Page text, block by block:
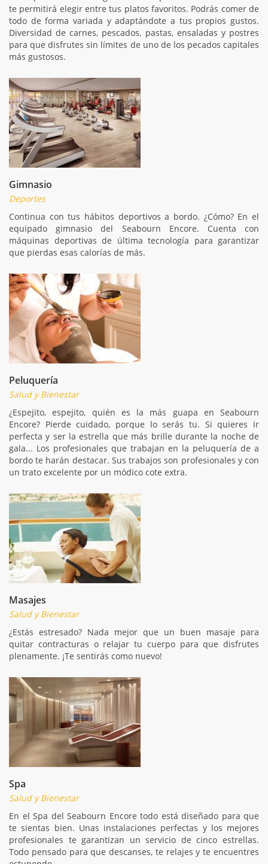
te permitirá elegir entre tus platos favoritos. Podrás comer de
todo de forma variada y adaptándote a tus propios gustos.
Diversidad de carnes, pescados, pastas, ensaladas y postres
para que disfrutes sin límites de uno de los pecados capitales
más gustosos.
Gimnasio
Deportes
Continua con tus hábitos deportivos a bordo. ¿Cómo? En el
equipado gimnasio del Seabourn Encore. Cuenta con
máquinas deportivas de última tecnología para garantizar
que pierdas esas calorías de más.
Peluquería
Salud y Bienestar
¿Espejito, espejito, quién es la más guapa en Seabourn
Encore? Pierde cuidado, porque lo serás tu. Si quieres ir
perfecta y ser la estrella que más brille durante la noche de
gala... Los profesionales que trabajan en la peluquería de a
bordo te harán destacar. Sus trabajos son profesionales y con
un trato excelente por un módico cote extra.
Masajes
Salud y Bienestar
¿Estás estresado? Nada mejor que un buen masaje para
quitar contracturas o relajar tu cuerpo para que disfrutes
plenamente. ¡Te sentirás como nuevo!
Spa
Salud y Bienestar
En el Spa del Seabourn Encore todo está diseñado para que
te sientas bien. Unas instalaciones perfectas y los mejores
profesionales te garantizan un servicio de cinco estrellas.
Todo pensado para que descanses, te relajes y te encuentres